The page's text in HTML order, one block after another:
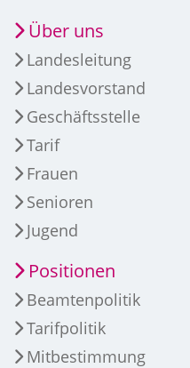
Über uns
Landesleitung
Landesvorstand
Geschäftsstelle
Tarif
Frauen
Senioren
Jugend
Positionen
Beamtenpolitik
Tarifpolitik
Mitbestimmung